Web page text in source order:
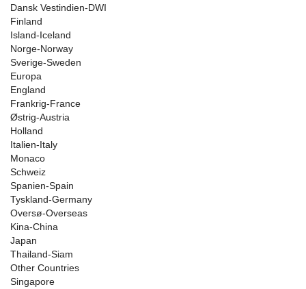
Dansk Vestindien-DWI
Finland
Island-Iceland
Norge-Norway
Sverige-Sweden
Europa
England
Frankrig-France
Østrig-Austria
Holland
Italien-Italy
Monaco
Schweiz
Spanien-Spain
Tyskland-Germany
Oversø-Overseas
Kina-China
Japan
Thailand-Siam
Other Countries
Singapore